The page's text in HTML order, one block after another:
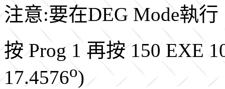
注意:要在DEG Mode執行
按 Prog 1 再按 150 EXE
17.4576o)